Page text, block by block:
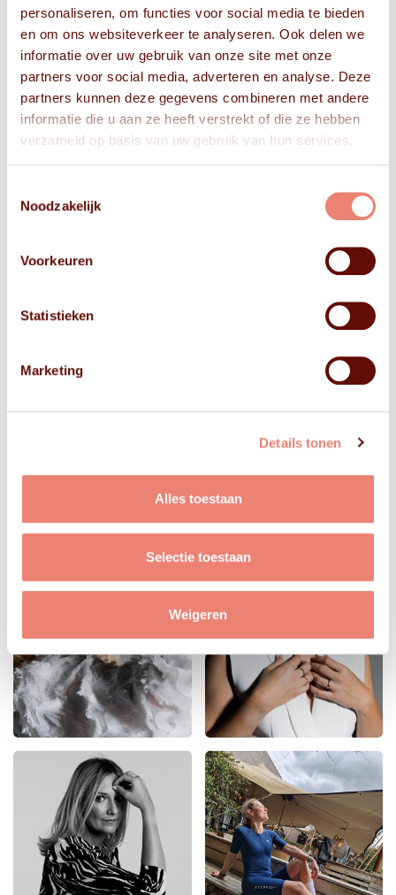
personaliseren, om functies voor social media te bieden
en om ons websiteverkeer te analyseren. Ook delen we
informatie over uw gebruik van onze site met onze
partners voor social media, adverteren en analyse. Deze
partners kunnen deze gegevens combineren met andere
informatie die u aan ze heeft verstrekt of die ze hebben
verzameld op basis van uw gebruik van hun services.
Noodzakelijk
Voorkeuren
Statistieken
Marketing
Details tonen
Alles toestaan
Selectie toestaan
Weigeren